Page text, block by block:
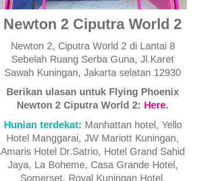
Newton 2 Ciputra World 2
Newton 2, Ciputra World 2 di Lantai 8
Sebelah Ruang Serba Guna, Jl.Karet
Sawah Kuningan, Jakarta selatan 12930
Berikan ulasan untuk Flying Phoenix
Newton 2 Ciputra World 2: Here.
Hunian terdekat: Manhattan hotel, Yello
Hotel Manggarai, JW Mariott Kuningan,
Amaris Hotel Dr.Satrio, Hotel Grand Sahid
Jaya, La Boheme, Casa Grande Hotel,
Somerset, Royal Kuningan Hotel.